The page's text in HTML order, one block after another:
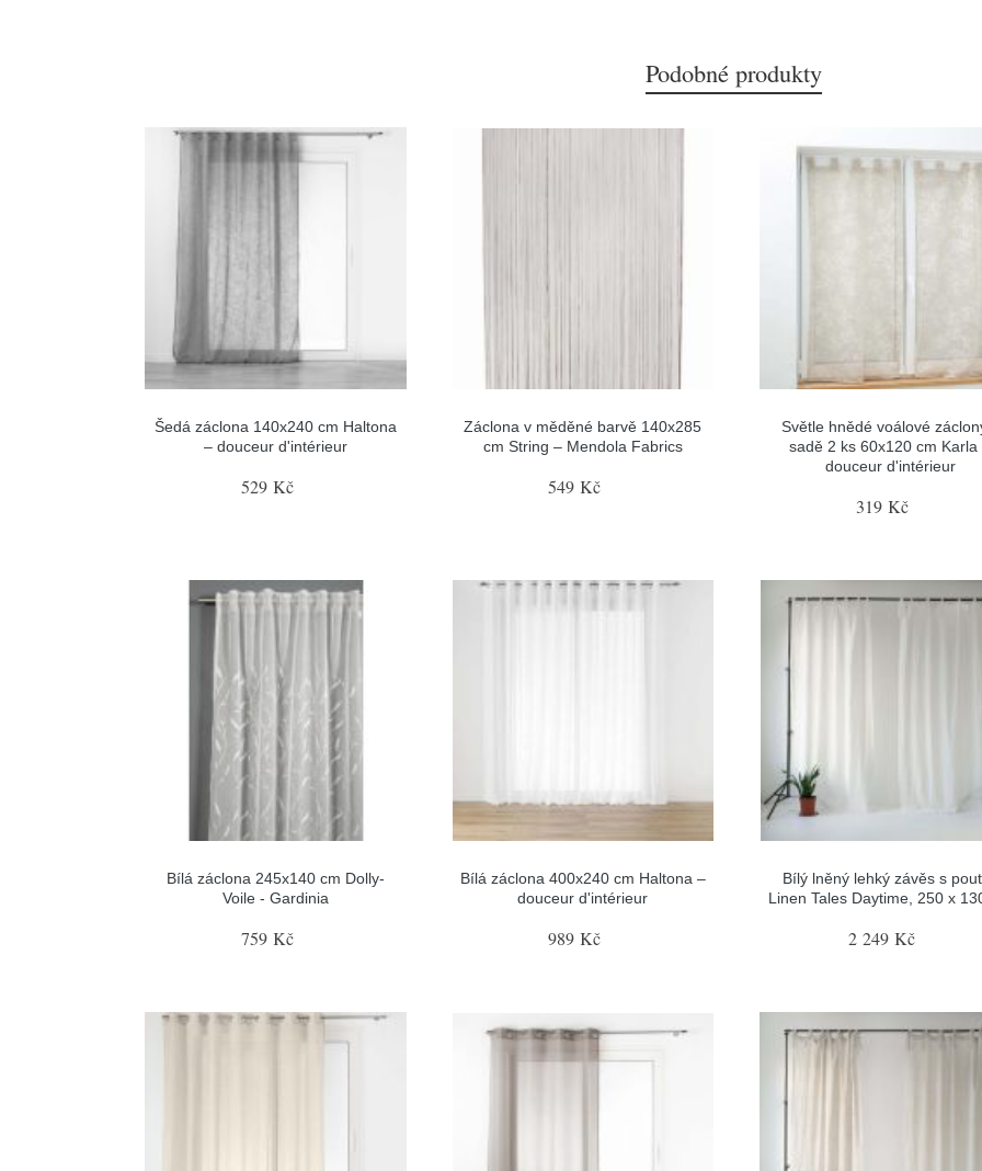
Podobné produkty
Šedá záclona 140x240 cm Haltona
– douceur d'intérieur
529 Kč
Záclona v měděné barvě 140x285
cm String – Mendola Fabrics
549 Kč
Světle hnědé voálové
sadě 2 ks 60x120 cm Karla
douceur d'intérieur
319 Kč
Bílá záclona 245x140 cm Dolly-
Voile - Gardinia
759 Kč
Bílá záclona 400x240 cm Haltona –
douceur d'intérieur
989 Kč
Bílý lněný lehký závěs s
Linen Tales Daytime, 250 x
2 249 Kč